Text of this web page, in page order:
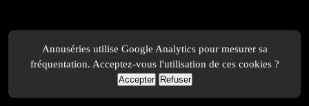
Annuséries utilise Google Analytics pour mesurer sa
fréquentation. Acceptez-vous l'utilisation de ces cookies ?
Accepter Refuser